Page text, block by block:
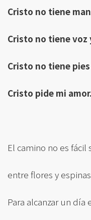
Cristo no tiene
Cristo no tiene voz
Cristo no tiene
Cristo pide mi amor.
El camino no es fácil
entre flores y
Para alcanzar un día